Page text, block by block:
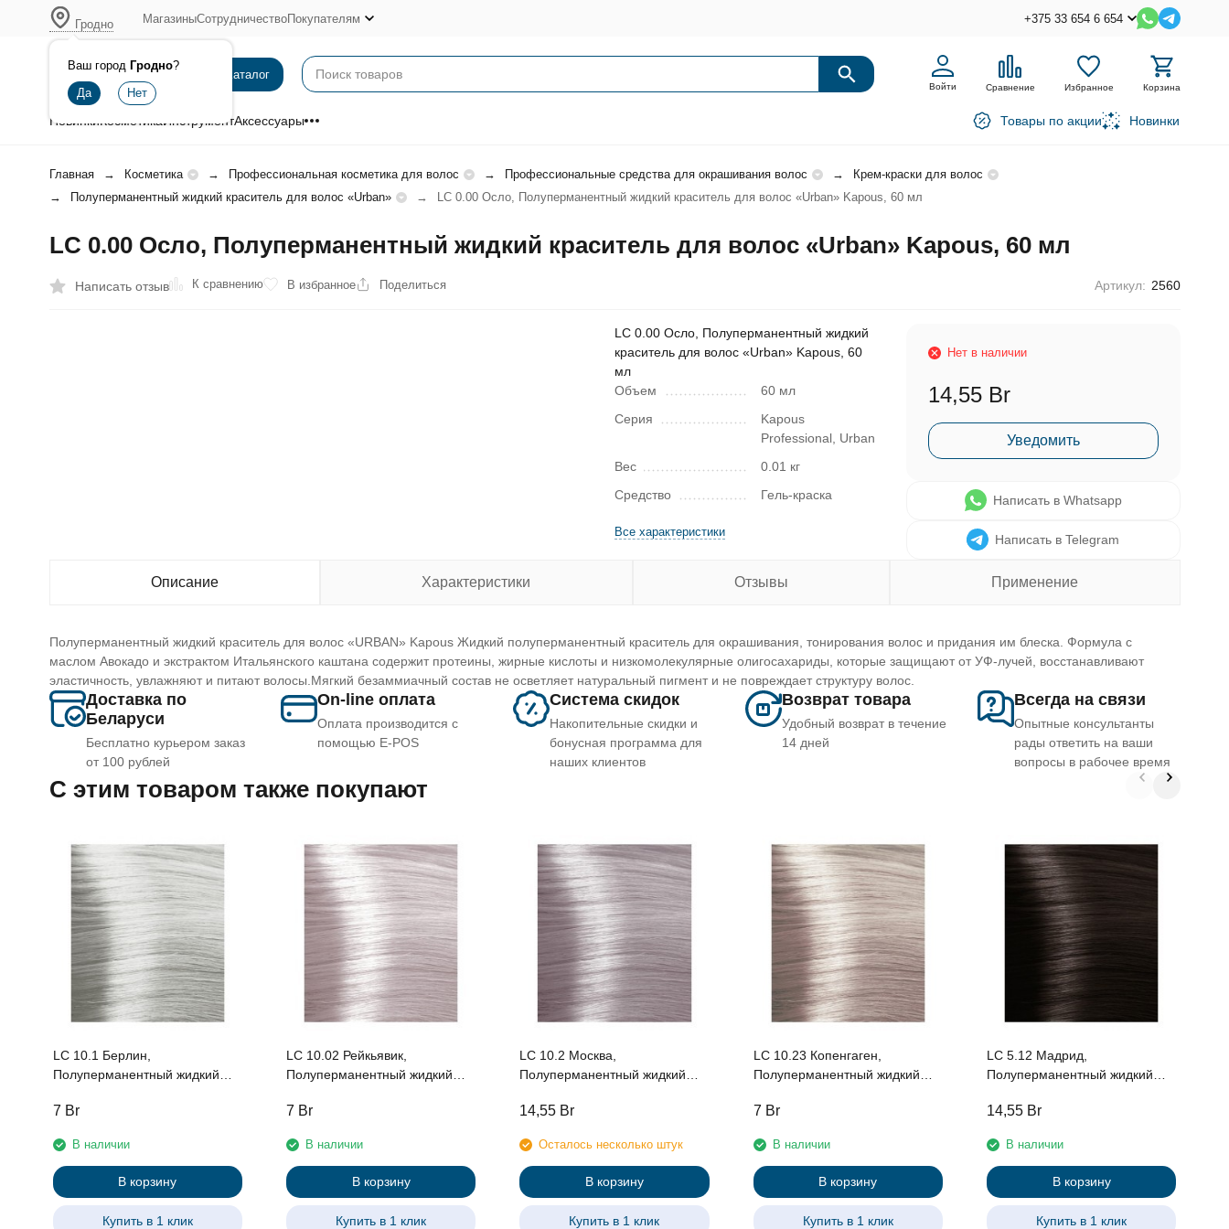
Гродно
Ваш город Гродно?
МагазиныСотрудничествоПокупателям +375 33 654 6 654
Каталог
Войти Сравнение Избранное Корзина
НовинкиКосметикаИнструментАксессуары Товары по акции Новинки
Главная Косметика Профессиональная косметика для волос Профессиональные средства для окрашивания волос
Крем-краски для волос
Полуперманентный жидкий краситель для волос «Urban»
LC 0.00 Осло, Полуперманентный жидкий краситель для волос «Urban» Kapous, 60 мл
LC 0.00 Осло, Полуперманентный жидкий краситель для волос «Urban» Kapous, 60 мл
Написать отзыв К сравнению В избранное Поделиться Артикул: 2560
LC 0.00 Осло, Полуперманентный жидкий
краситель для волос «Urban» Kapous, 60
мл
Объем
60 мл
Серия
Kapous
Professional, Urban
Вес
0.01 кг
Средство
Гель-краска
Все характеристики
Нет в наличии
14,55 Br
Уведомить
Написать в Whatsapp
Написать в Telegram
Описание Характеристики Отзывы Применение
Полуперманентный жидкий краситель для волос «URBAN» Kapous Жидкий полуперманентный краситель для окрашивания, тонирования волос и придания им блеска. Формула с
маслом Авокадо и экстрактом Итальянского каштана содержит протеины, жирные кислоты и низкомолекулярные олигосахариды, которые защищают от УФ-лучей, восстанавливают
эластичность, увлажняют и питают волосы.Мягкий безаммиачный состав не осветляет натуральный пигмент и не повреждает структуру волос.
Доставка по
Беларуси
Бесплатно курьером заказ
от 100 рублей
On-line оплата
Оплата производится с
помощью E-POS
Система скидок
Накопительные скидки и
бонусная программа для
наших клиентов
Возврат товара
Удобный возврат в течение
14 дней
Всегда на связи
Опытные консультанты
рады ответить на ваши
вопросы в рабочее время
C этим товаром также покупают
LC 10.1 Берлин,
Полуперманентный жидкий
Kapous, 60 мл
7 Br
В наличии
В корзину
Купить в 1 клик
LC 10.02 Рейкьявик,
Полуперманентный жидкий
Kapous, 60 мл
7 Br
В наличии
В корзину
Купить в 1 клик
LC 10.2 Москва,
Полуперманентный жидкий
Kapous, 60 мл
14,55 Br
Осталось несколько штук
В корзину
Купить в 1 клик
LC 10.23 Копенгаген,
Полуперманентный жидкий
Kapous, 60 мл
7 Br
В наличии
В корзину
Купить в 1 клик
LC 5.12 Мадрид,
Полуперманентный жидкий
Kapous, 60 мл
14,55 Br
В наличии
В корзину
Купить в 1 клик